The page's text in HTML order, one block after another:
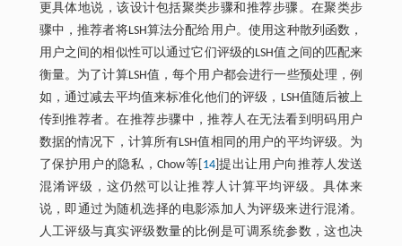
更具体地说，该设计包括聚类步骤和推荐步骤。在聚类步
骤中，推荐者将LSH算法分配给用户。使用这种散列函数，
用户之间的相似性可以通过它们评级的LSH值之间的匹配来
衡量。为了计算LSH值，每个用户都会进行一些预处理，例
如，通过减去平均值来标准化他们的评级，LSH值随后被上
传到推荐者。在推荐步骤中，推荐人在无法看到明码用户
数据的情况下，计算所有LSH值相同的用户的平均评级。为
了保护用户的隐私，Chow等[ 14]提出让用户向推荐人发送
混淆评级，这仍然可以让推荐人计算平均评级。具体来
说，即通过为随机选择的电影添加人为评级来进行混淆。
人工评级与真实评级数量的比例是可调系统参数，这也决